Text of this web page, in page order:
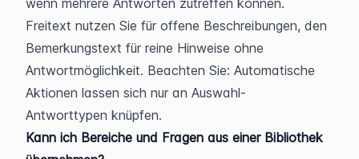
wenn mehrere Antworten zutreffen können.
Freitext nutzen Sie für offene Beschreibungen, den
Bemerkungstext für reine Hinweise ohne
Antwortmöglichkeit. Beachten Sie: Automatische
Aktionen lassen sich nur an Auswahl-
Antworttypen knüpfen.
Kann ich Bereiche und Fragen aus einer Bibliothek